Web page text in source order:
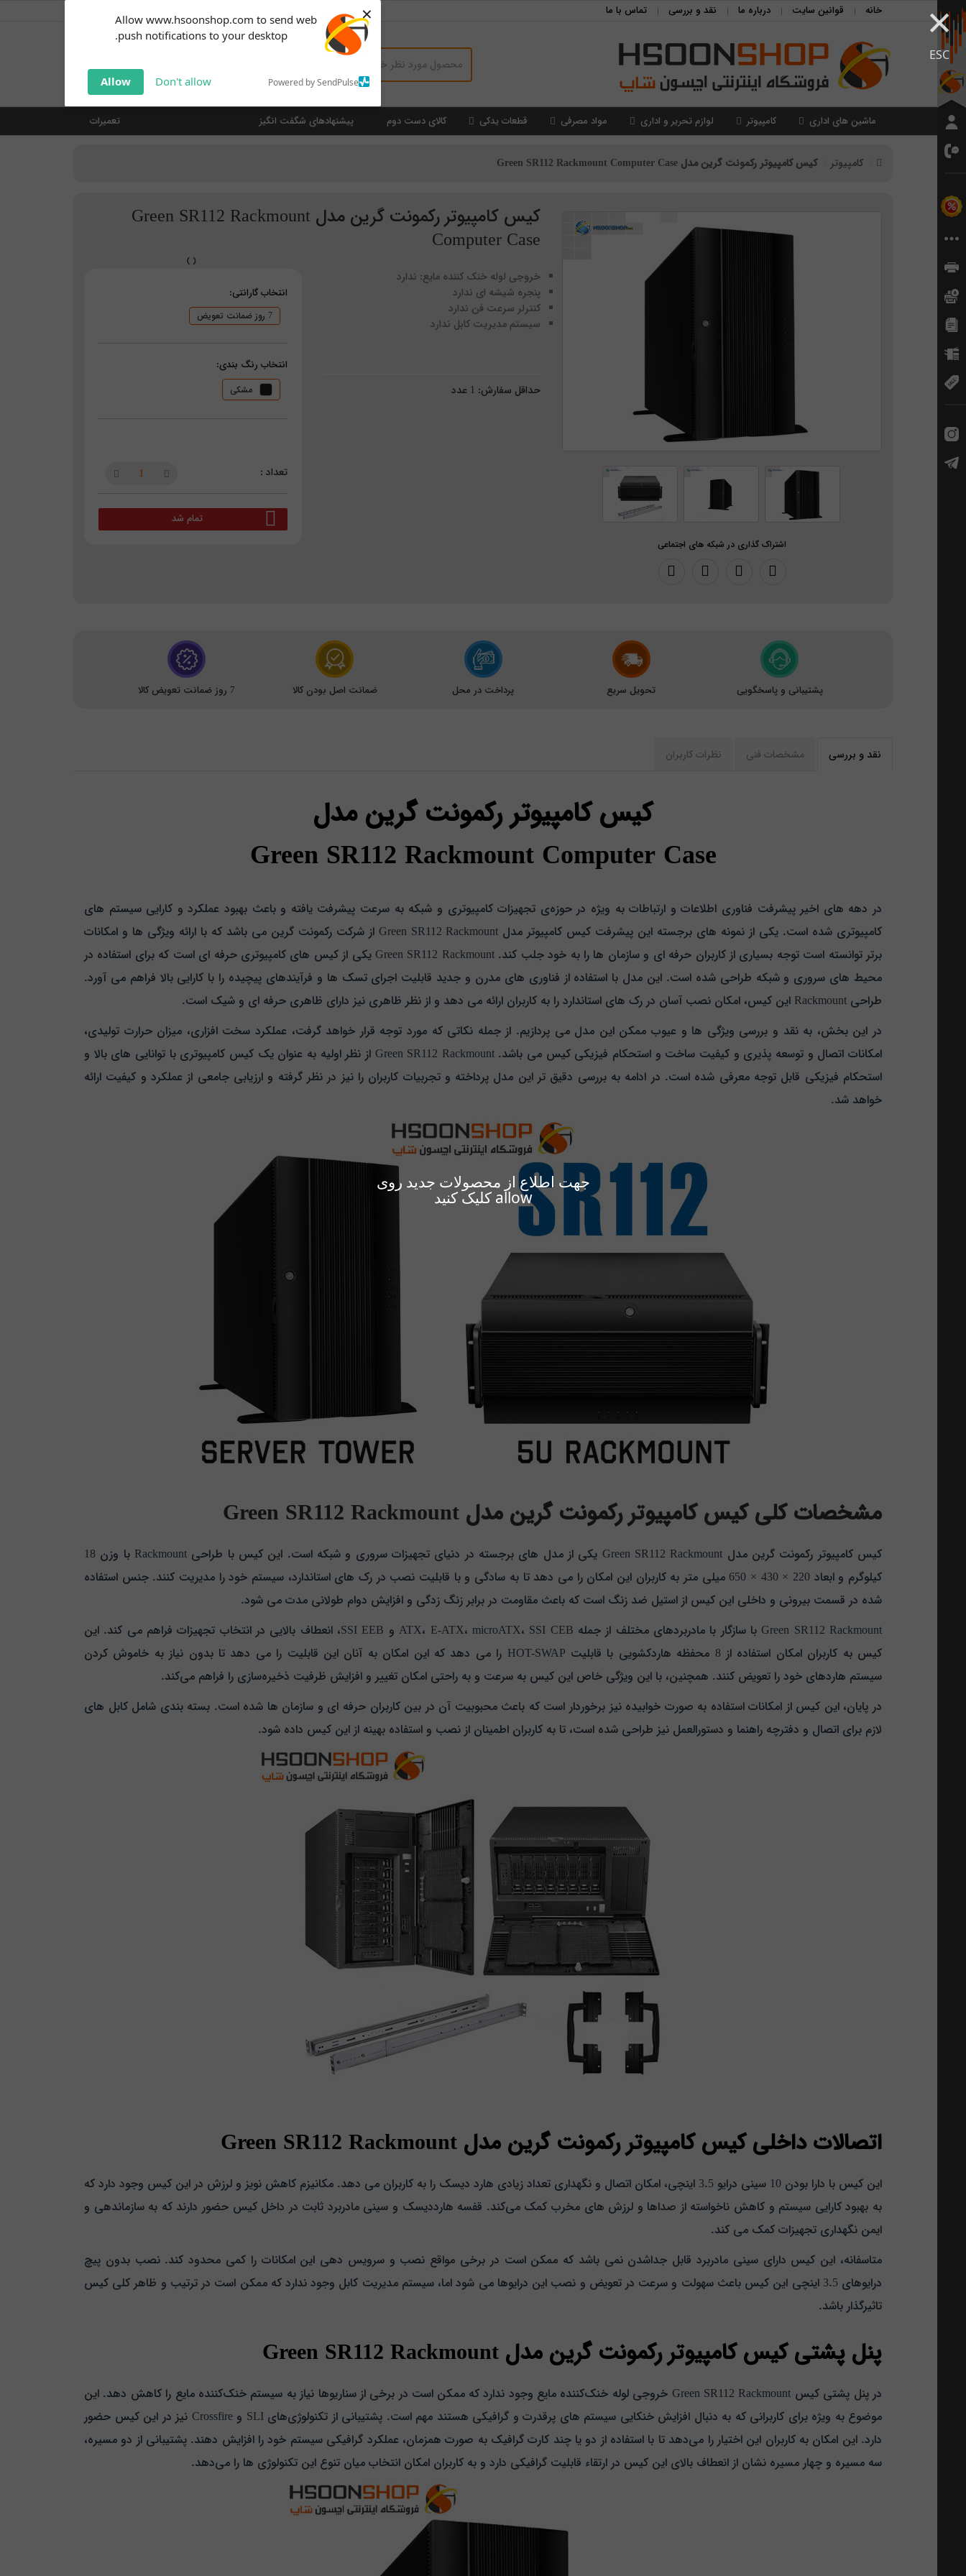
Allow www.hsoonshop.com to send web
push notifications to your desktop.
Powered by SendPulse
Don't allow
Allow
× ×
ESC
جهت اطلاع از محصولات جدید روی
allow کلیک کنید
notifications!
Click the bell icon to enable
خانه قوانین سایت درباره ما نقد و بررسی تماس با ما
ماشین های اداری کامپیوتر لوازم تحریر و اداری مواد مصرفی قطعات یدکی کالای دست دوم پیشنهادهای شگفت انگیز تعمیرات
کامپیوتر کیس کامپیوتر رکمونت گرین مدل Green SR112 Rackmount Computer Case
اشتراک گذاری در شبکه های اجتماعی
کیس کامپیوتر رکمونت گرین مدل Green SR112 Rackmount
Computer Case
خروجی لوله خنک کننده مایع: ندارد
پنجره شیشه ای ندارد
کنترلر سرعت فن ندارد
سیستم مدیریت کابل ندارد
حداقل سفارش: 1 عدد
انتخاب گارانتی:
7 روز ضمانت تعویض
انتخاب رنگ بندی:
مشکی
تمام شد
پشتیبانی و پاسخگویی تحویل سریع پرداخت در محل ضمانت اصل بودن کالا 7 روز ضمانت تعویض کالا
نقد و بررسی مشخصات فنی نظرات کاربران
کیس کامپیوتر رکمونت گرین مدل
Green SR112 Rackmount Computer Case
در دهه‌ های اخیر پیشرفت فناوری اطلاعات و ارتباطات به ویژه در حوزه‌ی تجهیزات کامپیوتری و شبکه به سرعت پیشرفت یافته و باعث بهبود عملکرد و کارایی سیستم‌ های
کامپیوتری شده است. یکی از نمونه‌ های برجسته این پیشرفت کیس کامپیوتر مدل Green SR112 Rackmount از شرکت رکمونت گرین می‌ باشد که با ارائه‌ ویژگی‌ ها و امکانات
برتر توانسته است توجه بسیاری از کاربران حرفه‌ ای و سازمان‌ ها را به خود جلب کند. Green SR112 Rackmount یکی از کیس‌ های کامپیوتری حرفه‌ ای است که برای استفاده در
محیط‌ های سروری و شبکه طراحی شده است. این مدل با استفاده از فناوری‌ های مدرن و جدید قابلیت اجرای تسک‌ ها و فرآیندهای پیچیده را با کارایی بالا فراهم می‌ آورد.
طراحی Rackmount این کیس، امکان نصب آسان در رک‌ های استاندارد را به کاربران ارائه می‌ دهد و از نظر ظاهری نیز دارای ظاهری حرفه‌ ای و شیک است.
در این بخش، به نقد و بررسی ویژگی‌ ها و عیوب ممکن این مدل می‌ پردازیم. از جمله نکاتی که مورد توجه قرار خواهد گرفت، عملکرد سخت‌ افزاری، میزان حرارت تولیدی،
امکانات اتصال و توسعه‌ پذیری و کیفیت ساخت و استحکام فیزیکی کیس می‌ باشد. Green SR112 Rackmount از نظر اولیه به عنوان یک کیس کامپیوتری با توانایی‌ های بالا و
استحکام فیزیکی قابل توجه معرفی شده است. در ادامه به بررسی دقیق تر این مدل پرداخته و تجربیات کاربران را نیز در نظر گرفته و ارزیابی جامعی از عملکرد و کیفیت ارائه
خواهد شد.
مشخصات کلی کیس کامپیوتر رکمونت گرین مدل Green SR112 Rackmount
کیس کامپیوتر رکمونت گرین مدل Green SR112 Rackmount یکی از مدل‌ های برجسته در دنیای تجهیزات سروری و شبکه است. این کیس با طراحی Rackmount
با وزن 18
کیلوگرم و ابعاد 220 × 430 × 650 میلی‌ متر به کاربران این امکان را می‌ دهد تا به سادگی و با قابلیت نصب در رک‌ های استاندارد، سیستم خود را مدیریت کنند. جنس استفاده
شده در قسمت بیرونی و داخلی این کیس از استیل ضد زنگ است که باعث مقاومت در برابر زنگ زدگی و افزایش دوام طولانی مدت می‌ شود.
Green SR112 Rackmount با سازگار با مادربردهای مختلف از جمله ATX، E-ATX، microATX، SSI CEB و SSI EEB، انعطاف بالایی در انتخاب تجهیزات فراهم می‌ کند. این
کیس به کاربران امکان استفاده از 8 محفظه هاردکشویی با قابلیت HOT-SWAP را می‌ دهد که این امکان به آنان این قابلیت را می‌ دهد تا بدون نیاز به خاموش کردن
سیستم هارد‌های خود را تعویض کنند. همچنین، با این ویژگی خاص این کیس به سرعت و به راحتی امکان تغییر و افزایش ظرفیت ذخیره‌سازی را فراهم می‌کند.
در پایان، این کیس از امکانات استفاده به صورت خوابیده نیز برخوردار است که باعث محبوبیت آن در بین کاربران حرفه‌ ای و سازمان‌ ها شده است. بسته بندی شامل کابل‌ های
لازم برای اتصال و دفترچه‌ راهنما و دستورالعمل نیز طراحی شده است، تا به کاربران اطمینان از نصب و استفاده بهینه از این کیس داده شود.
اتصالات داخلی کیس کامپیوتر رکمونت گرین مدل Green SR112 Rackmount
این کیس با دارا بودن 10 سینی درایو 3.5 اینچی، امکان اتصال و نگهداری تعداد زیادی هارد دیسک را به کاربران می‌ دهد. مکانیزم کاهش نویز و لرزش در این کیس وجود دارد که
به بهبود کارایی سیستم و کاهش ناخواسته از صداها و لرزش‌ های مخرب کمک می‌کند. قفسه هارددیسک و سینی مادربرد ثابت در داخل کیس حضور دارند که به سازماندهی و
ایمن نگهداری تجهیزات کمک می‌ کند.
متاسفانه، این کیس دارای سینی مادربرد قابل جداشدن نمی‌ باشد که ممکن است در برخی مواقع نصب و سرویس‌ دهی این امکانات را کمی محدود کند. نصب بدون پیچ
درایوهای 3.5 اینچی این کیس باعث سهولت و سرعت در تعویض و نصب این درایوها می‌ شود اما، سیستم مدیریت کابل وجود ندارد که ممکن است در ترتیب و ظاهر کلی کیس
تاثیرگذار باشد.
پنل پشتی کیس کامپیوتر رکمونت گرین مدل Green SR112 Rackmount
در پنل پشتی کیس Green SR112 Rackmount خروجی لوله خنک‌کننده مایع وجود ندارد که ممکن است در برخی از سناریوها نیاز به سیستم خنک‌کننده مایع را کاهش دهد. این
موضوع به ویژه برای کاربرانی که به دنبال افزایش خنکایی سیستم‌ های پرقدرت و گرافیکی هستند مهم است. پشتیبانی از تکنولوژی‌های SLI و Crossfire نیز در این کیس حضور
دارد. این امکان به کاربران این اختیار را می‌دهد تا با استفاده از دو یا چند کارت گرافیک به صورت همزمان، عملکرد گرافیکی سیستم خود را افزایش دهند. پشتیبانی از دو مسیره،
سه مسیره و چهار مسیره نشان از انعطاف بالای این کیس در ارتقاء قابلیت گرافیکی دارد و به کاربران امکان انتخاب میان تنوع این تکنولوژی‌ ها را می‌دهد.